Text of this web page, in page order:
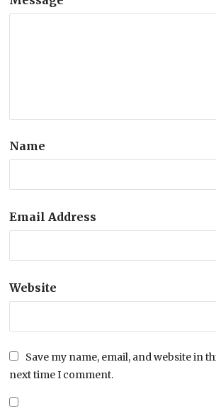
Name
Email Address
Website
Save my name, email, and website in
next time I comment.